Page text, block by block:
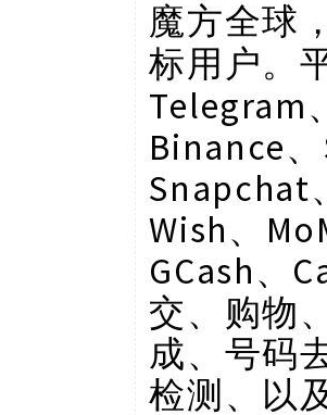
魔方全球
标用户。
Telegram
Binance
Snapchat
Wish、
GCash、
交、购物
成、号码
检测、以